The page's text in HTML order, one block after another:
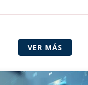
VER MÁS